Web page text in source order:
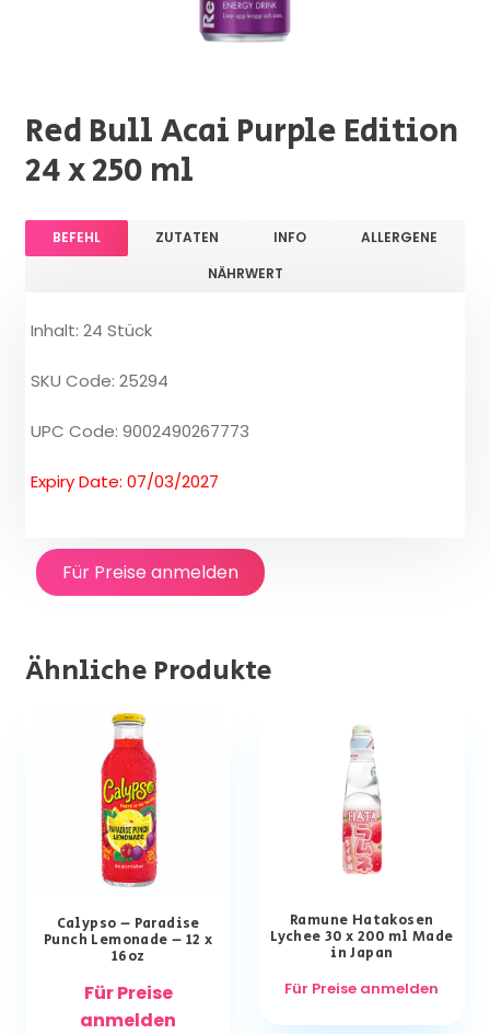
Red Bull Acai Purple Edition
24 x 250 ml
BEFEHL ZUTATEN INFO
ALLERGENE
NÄHRWERT
Inhalt: 24 Stück
SKU Code: 25294
UPC Code: 9002490267773
Expiry Date: 07/03/2027
Für Preise anmelden
Ähnliche Produkte
Calypso – Paradise
Punch Lemonade – 12 x
16oz
Für Preise
anmelden
Ramune Hatakosen
Lychee 30 x 200 ml Made
in Japan
Für Preise anmelden